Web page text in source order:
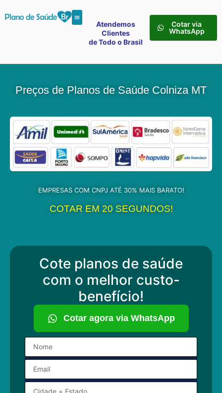
Atendemos
Clientes
de Todo o Brasil
Cotar via
WhatsApp
Preços de Planos de Saúde Colniza MT
EMPRESAS COM CNPJ ATÉ 30% MAIS BARATO!
COTAR EM 20 SEGUNDOS!
Cote planos de saúde
com o melhor custo-
benefício!
Cotar agora via WhatsApp